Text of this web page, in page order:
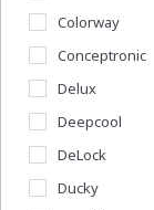
Colorway
Conceptronic
Delux
Deepcool
DeLock
Ducky
és akciókról!